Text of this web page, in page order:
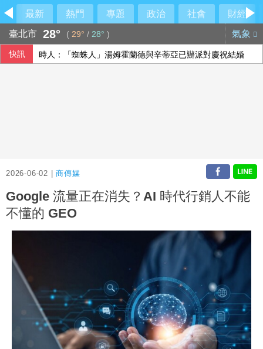
最新 熱門 專題 政治 社會
財經
臺北市 28° ( 29° / 28° ) 氣象
快訊 時人：「蜘蛛人」湯姆霍蘭德與辛蒂亞已辦派對慶祝結婚
2026-06-02 |商傳媒
Google 流量正在消失？AI 時代行銷人不能
不懂的 GEO